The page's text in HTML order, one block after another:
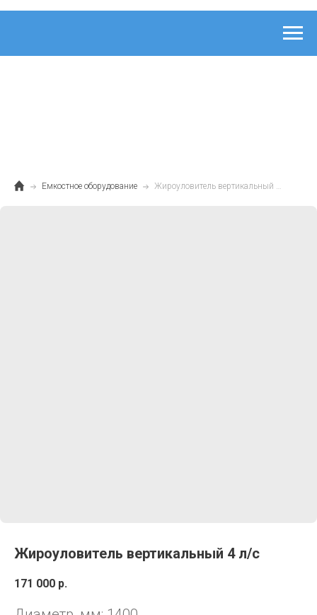
Емкостное оборудование
Жироуловитель вертикальный 4 л/с
171 000 р.